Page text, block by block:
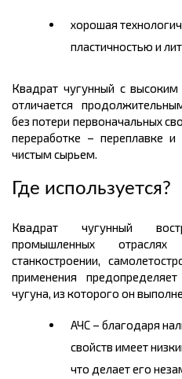
хорошая
пластичностью и
Квадрат чугунный с
отличается
без потери первоначальных
переработке – переплавке и
чистым сырьем.
Где используется?
Квадрат чугунный
промышленных
станкостроении,
применения
чугуна, из которого он
АЧС – благодаря
свойств имеет
что делает его